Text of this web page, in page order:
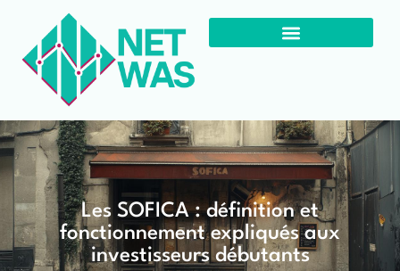
Les SOFICA : définition et
fonctionnement expliqués aux
investisseurs débutants